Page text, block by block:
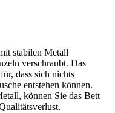
stabilen Metall
verschraubt. Das
dass sich nichts
entstehen können.
können Sie das Bett